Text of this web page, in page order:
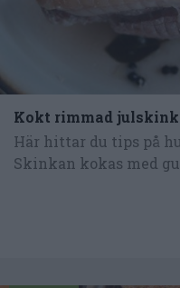
Kokt rimmad
Här hittar du tips på
Skinkan kokas med